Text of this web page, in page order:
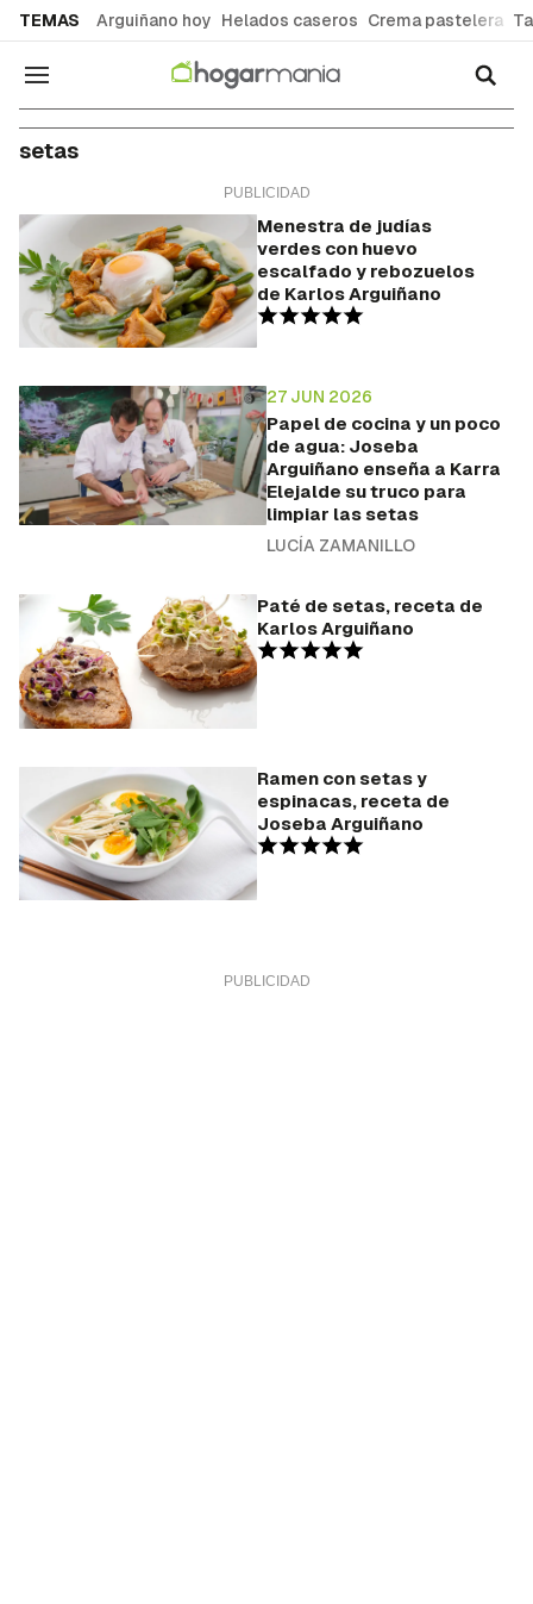
TEMAS Arguiñano hoy Helados caseros Crema pastelera
Navegación
setas
Menestra de judías
verdes con huevo
escalfado y rebozuelos
de Karlos Arguiñano
27 JUN 2026
Papel de cocina y un poco
de agua: Joseba
Arguiñano enseña a Karra
Elejalde su truco para
limpiar las setas
LUCÍA ZAMANILLO
Paté de setas, receta de
Karlos Arguiñano
Ramen con setas y
espinacas, receta de
Joseba Arguiñano